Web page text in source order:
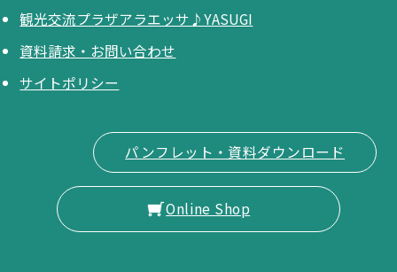
観光交流プラザアラエッサ♪YASUGI
資料請求・お問い合わせ
サイトポリシー
パンフレット・資料ダウンロード
Online Shop